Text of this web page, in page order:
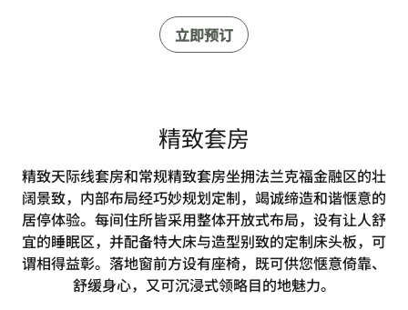
立即预订
精致套房
精致天际线套房和常规精致套房坐拥法兰克福金融区的壮
阔景致，内部布局经巧妙规划定制，竭诚缔造和谐惬意的
居停体验。每间住所皆采用整体开放式布局，设有让人舒
宜的睡眠区，并配备特大床与造型别致的定制床头板，可
谓相得益彰。落地窗前方设有座椅，既可供您惬意倚靠、
舒缓身心，又可沉浸式领略目的地魅力。